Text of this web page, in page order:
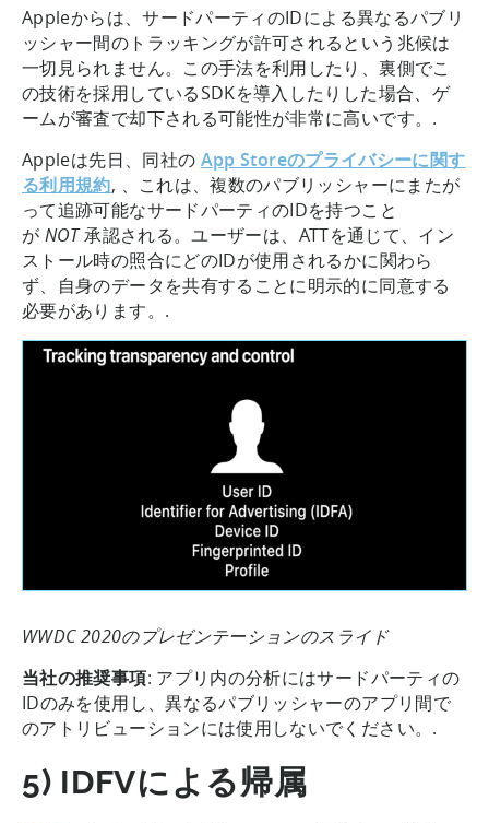
Appleからは、サードパーティのIDによる異なるパブリ
ッシャー間のトラッキングが許可されるという兆候は
一切見られません。この手法を利用したり、裏側でこ
の技術を採用しているSDKを導入したりした場合、ゲ
ームが審査で却下される可能性が非常に高いです。.
Appleは先日、同社の App Storeのプライバシーに関す
る利用規約, 、これは、複数のパブリッシャーにまたが
って追跡可能なサードパーティのIDを持つこと
が NOT承認される。ユーザーは、ATTを通じて、イン
ストール時の照合にどのIDが使用されるかに関わら
ず、自身のデータを共有することに明示的に同意する
必要があります。.
WWDC 2020のプレゼンテーションのスライド
当社の推奨事項: アプリ内の分析にはサードパーティの
IDのみを使用し、異なるパブリッシャーのアプリ間で
のアトリビューションには使用しないでください。.
5) IDFVによる帰属